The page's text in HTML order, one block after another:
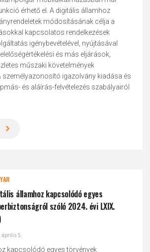
érhető el. A digitális államhoz
módosításának célja a
kapcsolatos rendelkezések
igénybevételével, nyújtásával
és más eljárások,
műszaki követelmények
személyazonosító igazolvány kiadása és
és aláírás-felvételezés szabályairól
államhoz kapcsolódó egyes
szóló 2024. évi LXIX.
április 5.
kapcsolódó egyes törvények